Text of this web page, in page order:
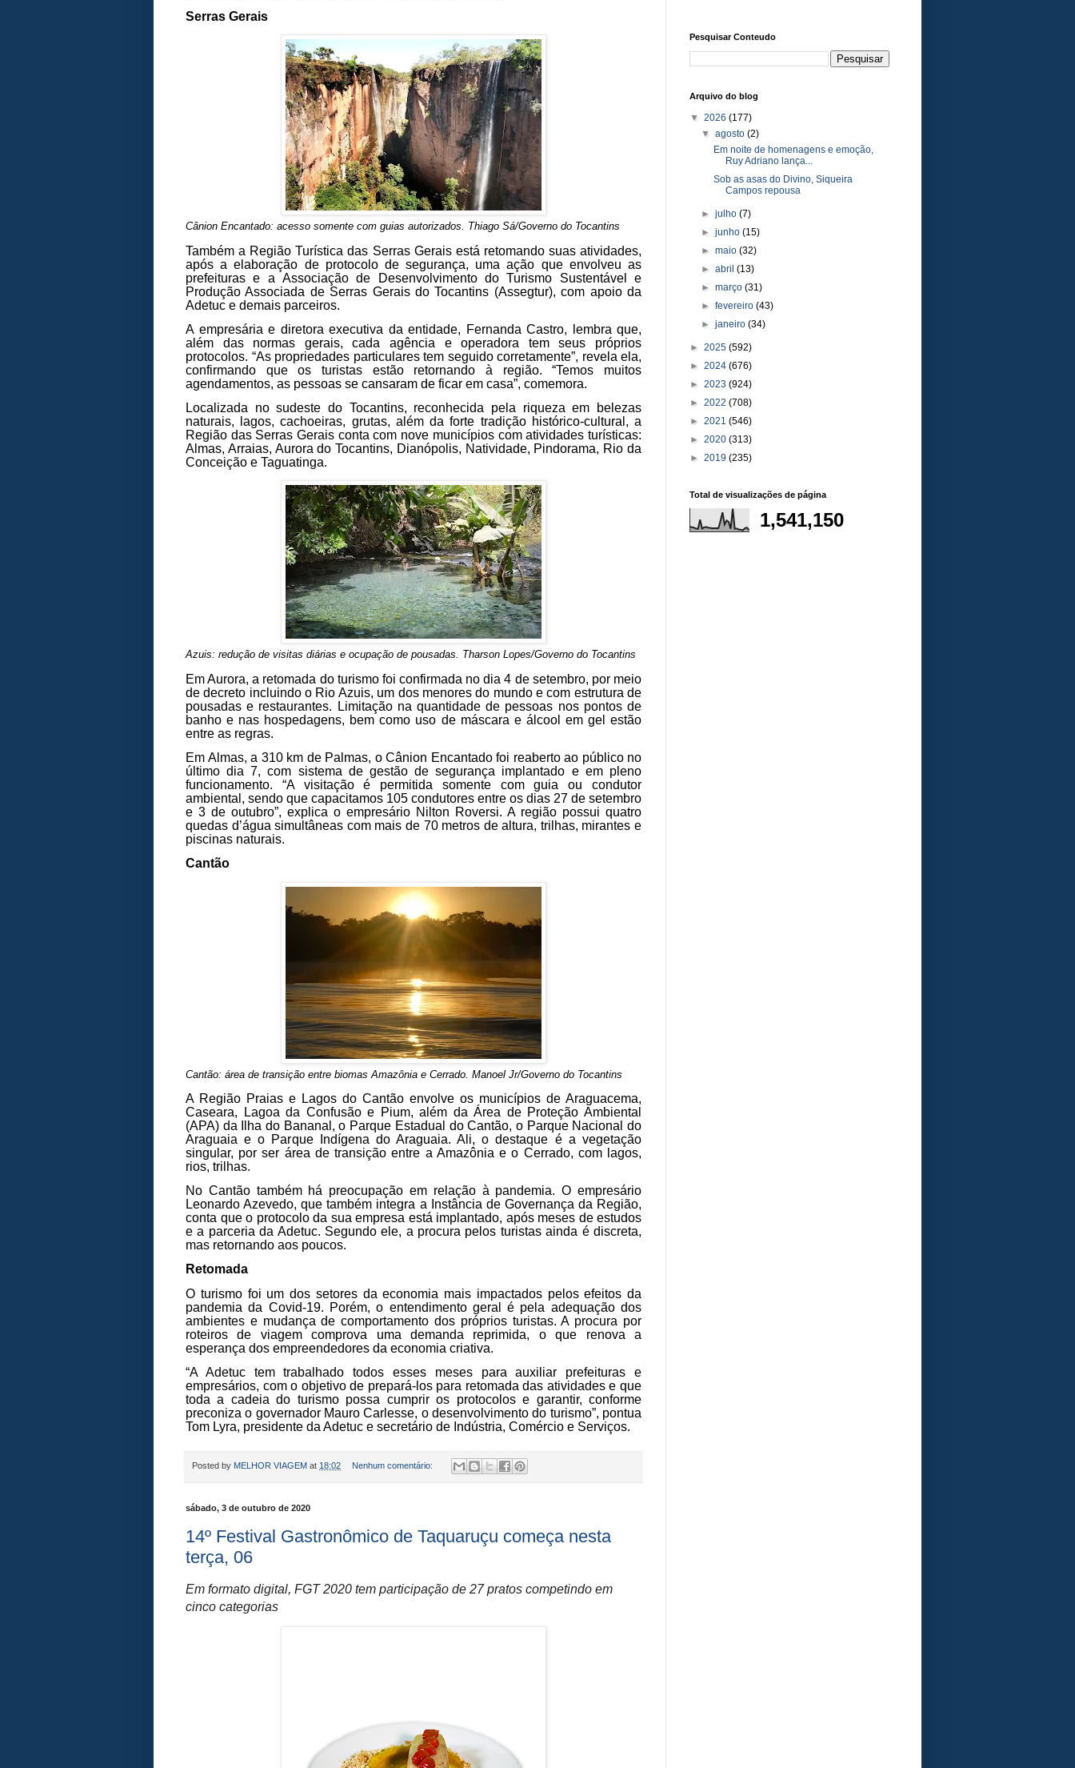
Serras Gerais
Cânion Encantado: acesso somente com guias autorizados. Thiago Sá/Governo do Tocantins
Também a Região Turística das Serras Gerais está retomando suas atividades,
após a elaboração de protocolo de segurança, uma ação que envolveu as
prefeituras e a Associação de Desenvolvimento do Turismo Sustentável e
Produção Associada de Serras Gerais do Tocantins (Assegtur), com apoio da
Adetuc e demais parceiros.
A empresária e diretora executiva da entidade, Fernanda Castro, lembra que,
além das normas gerais, cada agência e operadora tem seus próprios
protocolos. “As propriedades particulares tem seguido corretamente”, revela ela,
confirmando que os turistas estão retornando à região. “Temos muitos
agendamentos, as pessoas se cansaram de ficar em casa”, comemora.
Localizada no sudeste do Tocantins, reconhecida pela riqueza em belezas
naturais, lagos, cachoeiras, grutas, além da forte tradição histórico-cultural, a
Região das Serras Gerais conta com nove municípios com atividades turísticas:
Almas, Arraias, Aurora do Tocantins, Dianópolis, Natividade, Pindorama, Rio da
Conceição e Taguatinga.
Azuis: redução de visitas diárias e ocupação de pousadas. Tharson Lopes/Governo do Tocantins
Em Aurora, a retomada do turismo foi confirmada no dia 4 de setembro, por meio
de decreto incluindo o Rio Azuis, um dos menores do mundo e com estrutura de
pousadas e restaurantes. Limitação na quantidade de pessoas nos pontos de
banho e nas hospedagens, bem como uso de máscara e álcool em gel estão
entre as regras.
Em Almas, a 310 km de Palmas, o Cânion Encantado foi reaberto ao público no
último dia 7, com sistema de gestão de segurança implantado e em pleno
funcionamento. “A visitação é permitida somente com guia ou condutor
ambiental, sendo que capacitamos 105 condutores entre os dias 27 de setembro
e 3 de outubro”, explica o empresário Nilton Roversi. A região possui quatro
quedas d’água simultâneas com mais de 70 metros de altura, trilhas, mirantes e
piscinas naturais.
Cantão
Cantão: área de transição entre biomas Amazônia e Cerrado Manoel Jr/Governo do Tocantins
A Região Praias e Lagos do Cantão envolve os municípios de Araguacema,
Caseara, Lagoa da Confusão e Pium, além da Área de Proteção Ambiental
(APA) da Ilha do Bananal, o Parque Estadual do Cantão, o Parque Nacional do
Araguaia e o Parque Indígena do Araguaia. Ali, o destaque é a vegetação
singular, por ser área de transição entre a Amazônia e o Cerrado, com lagos,
rios, trilhas.
No Cantão também há preocupação em relação à pandemia. O empresário
Leonardo Azevedo, que também integra a Instância de Governança da Região,
conta que o protocolo da sua empresa está implantado, após meses de estudos
e a parceria da Adetuc. Segundo ele, a procura pelos turistas ainda é discreta,
mas retornando aos poucos.
Retomada
O turismo foi um dos setores da economia mais impactados pelos efeitos da
pandemia da Covid-19. Porém, o entendimento geral é pela adequação dos
ambientes e mudança de comportamento dos próprios turistas. A procura por
roteiros de viagem comprova uma demanda reprimida, o que renova a
esperança dos empreendedores da economia criativa.
“A Adetuc tem trabalhado todos esses meses para auxiliar prefeituras e
empresários, com o objetivo de prepará-los para retomada das atividades e que
toda a cadeia do turismo possa cumprir os protocolos e garantir, conforme
preconiza o governador Mauro Carlesse, o desenvolvimento do turismo”, pontua
Tom Lyra, presidente da Adetuc e secretário de Indústria, Comércio e Serviços.
Posted by MELHOR VIAGEM at 18:02 Nenhum comentário:
sábado, 3 de outubro de 2020
14º Festival Gastronômico de Taquaruçu começa nesta
terça, 06
Em formato digital, FGT 2020 tem participação de 27 pratos competindo em
cinco categorias
Pesquisar Conteudo
Arquivo do blog
▼ 2026 (177)
▼agosto(2)
Em noite de homenagens e emoção,
Ruy Adriano lança...
Sob as asas do Divino, Siqueira
Campos repousa
►julho(7)
►junho(15)
►maio(32)
►abril(13)
►março(31)
►fevereiro(43)
►janeiro(34)
► 2025 (592)
► 2024 (676)
► 2023 (924)
► 2022 (708)
► 2021 (546)
► 2020 (313)
► 2019 (235)
Total de visualizações de página
1,541,150